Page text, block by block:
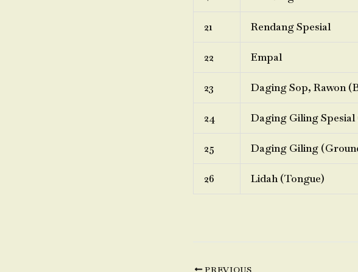
21 Rendang Spesial
22 Empal
23 Daging Sop, Rawon
24 Daging Giling
25 Daging Giling
26 Lidah (Tongue)
PREVIOUS